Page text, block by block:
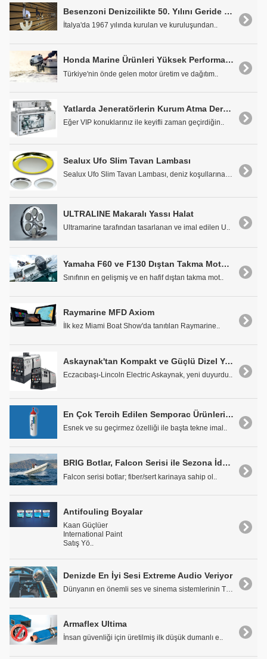
Besenzoni Denizcilikte 50. Yılını Geride Bıraktı
İtalya'da 1967 yılında kurulan ve kuruluşundan..
Honda Marine Ürünleri Yüksek Performansları ile Fark Yaratıyor
Türkiye'nin önde gelen motor üretim ve dağıtım..
Yatlarda Jeneratörlerin Kurum Atma Derdine Son: Zenoro'dan "Zero Soot" Kurum Filtresi Çözümleri
Eğer VIP konuklarınız ile keyifli zaman geçirdiğin..
Sealux Ufo Slim Tavan Lambası
ULTRALINE Makaralı Yassı Halat
Ultramarine tarafından tasarlanan ve imal edilen U..
Yamaha F60 ve F130 Dıştan Takma Motorlar
Sınıfının en gelişmiş ve en hafif dıştan takma mot..
Raymarine MFD Axiom
İlk kez Miami Boat Show'da tanıtılan Raymarine..
Askaynak'tan Kompakt ve Güçlü Dizel Yeni Kaynak Jeneratörü: VANTAGE 410 CE
Eczacıbaşı-Lincoln Electric Askaynak, yeni duyurdu..
En Çok Tercih Edilen Semporac Ürünleri Çarkçı Denizcilik'te
Esnek ve su geçirmez özelliği ile başta tekne imal..
BRIG Botlar, Falcon Serisi ile Sezona İddialı Giriyor
Falcon serisi botlar; fiber/sert karinaya sahip ol..
Antifouling Boyalar
Kaan Güçlüer
International Paint
Satış Yö..
Denizde En İyi Sesi Extreme Audio Veriyor
Dünyanın en önemli ses ve sinema sistemlerinin Tür..
Armaflex Ultima
İnsan güvenliği için üretilmiş ilk düşük dumanlı e..